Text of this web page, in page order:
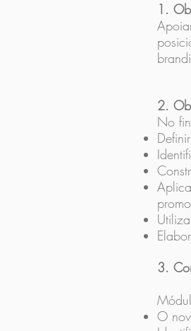
1.
2.
No
3.
O